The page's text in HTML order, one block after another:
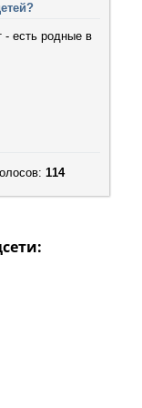
- есть родные в
114